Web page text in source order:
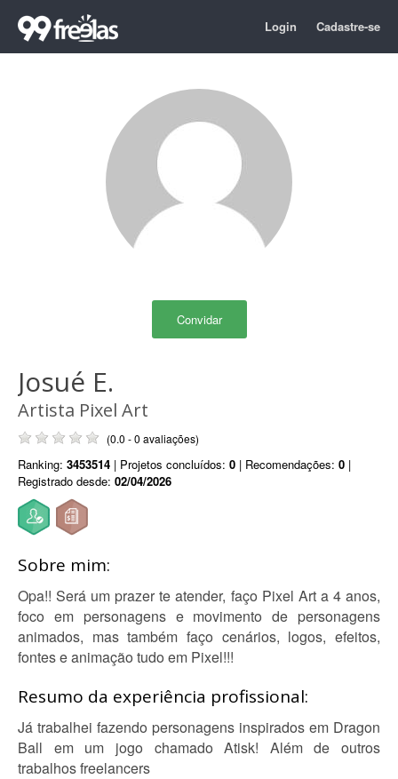
Login Cadastre-se
Convidar
Josué E.
Artista Pixel Art
(0.0 - 0 avaliações)
Ranking: 3453514 | Projetos concluídos: 0 | Recomendações: 0 |
Registrado desde: 02/04/2026
Sobre mim:
Opa!! Será um prazer te atender, faço Pixel Art a 4 anos,
foco em personagens e movimento de personagens
animados, mas também faço cenários, logos, efeitos,
fontes e animação tudo em Pixel!!!
Resumo da experiência profissional:
Já trabalhei fazendo personagens inspirados em Dragon
Ball em um jogo chamado Atisk! Além de outros
trabalhos freelancers